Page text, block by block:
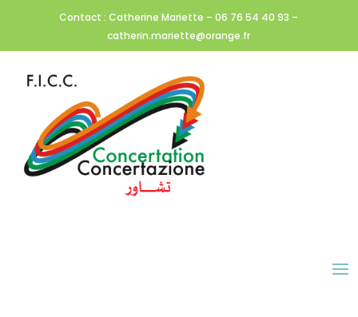
Contact : Catherine Mariette – 06 76 54 40 93 –
catherin.mariette@orange.fr